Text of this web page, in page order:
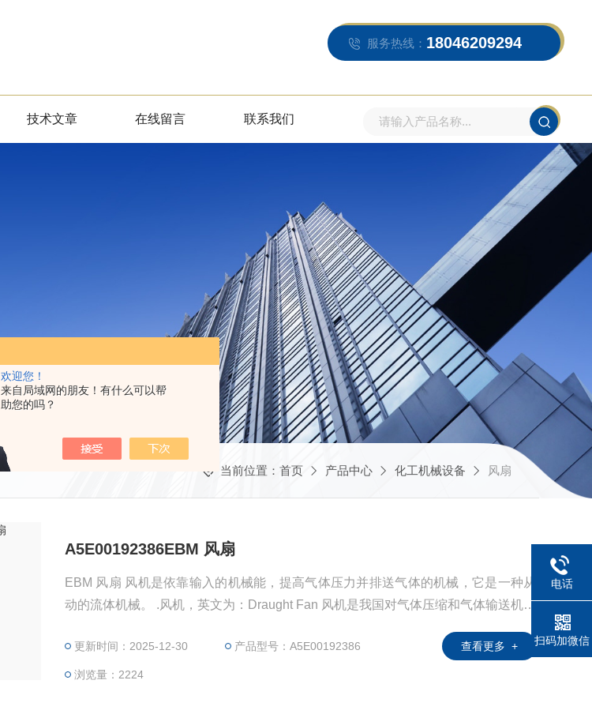
欢迎您！
来自局域网的朋友！有什么可以帮
助您的吗？
服务热线： 18046209294
技术文章 在线留言 联系我们
当前位置： 首页 产品中心 化工机械设备 风扇
A5E00192386EBM 风扇
EBM 风扇 风机是依靠输入的机械能，提高气体压力并排送气体的机械，它是一种从
动的流体机械。 .风机，英文为：Draught Fan 风机是我国对气体压缩和气体输送机械
送机械是把旋转的机械能转换为气体压力能和动能，并将气体输送出去的机械。 风机
的主要结构部件是叶轮、机壳、进风口、支架、电机、皮带轮、联轴器、消音
更新时间：2025-12-30 产品型号：A5E00192386
浏览量：2224
查看更多 +
电话
扫码加微信